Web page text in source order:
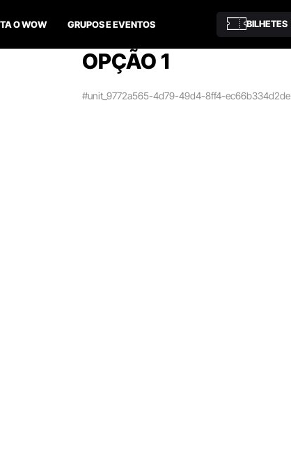
O WOW GRUPOS E EVENTOS BILHETES
OPÇÃO 1
#unit_9772a565-4d79-49d4-8ff4-ec66b334d2de